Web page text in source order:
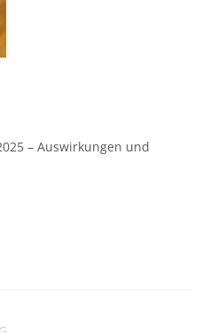
– Auswirkungen und